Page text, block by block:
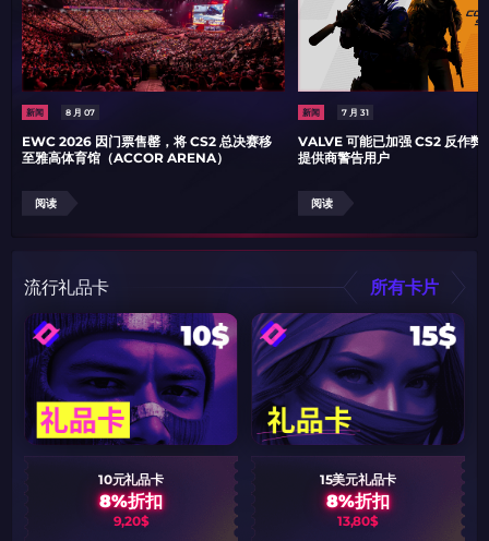
如何使用促销代码
带上你的促销代码
带上你的促销代码
新闻 8 月 07
EWC 2026 因门票售罄，将 CS2 总决赛移
至雅高体育馆（ACCOR ARENA）
阅读
新闻 7 月 31
VALVE 可能已加强 CS2 反作弊
提供商警告用户
阅读
流行礼品卡 所有卡片
10元礼品卡
8%折扣
9,20$
15美元礼品卡
8%折扣
13,80$